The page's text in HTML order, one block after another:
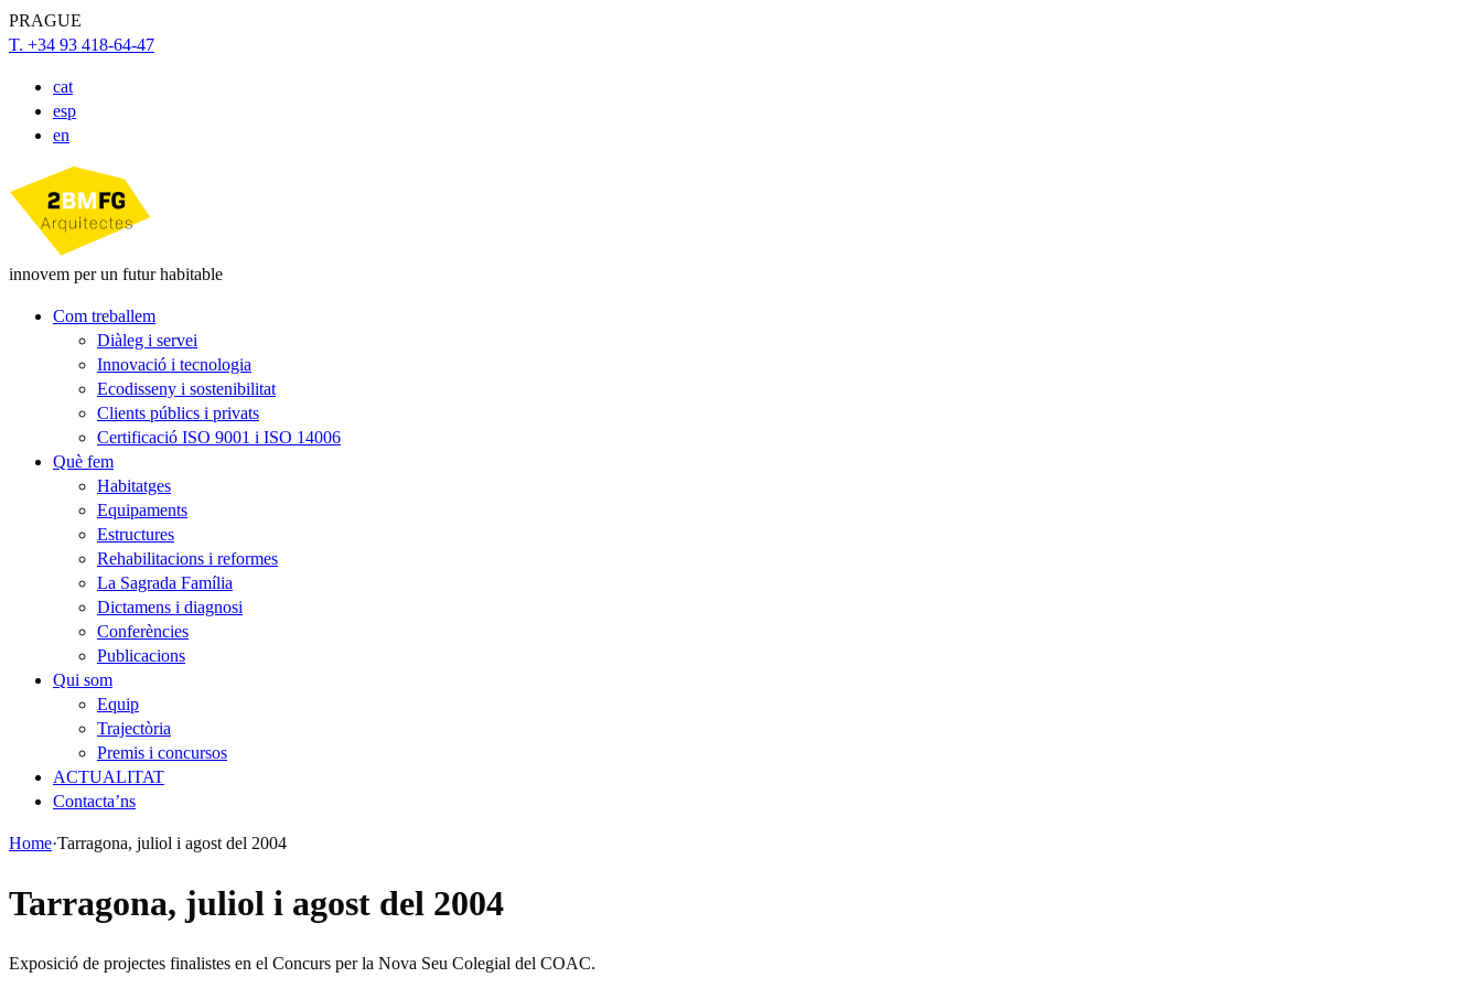
PRAGUE
T. +34 93 418-64-47
cat
esp
en
innovem per un futur habitable
Com treballem
Diàleg i servei
Innovació i tecnologia
Ecodisseny i sostenibilitat
Clients públics i privats
Certificació ISO 9001 i ISO 14006
Què fem
Habitatges
Equipaments
Estructures
Rehabilitacions i reformes
La Sagrada Família
Dictamens i diagnosi
Conferències
Publicacions
Qui som
Equip
Trajectòria
Premis i concursos
ACTUALITAT
Contacta’ns
Home·Tarragona, juliol i agost del 2004
Tarragona, juliol i agost del 2004
Exposició de projectes finalistes en el Concurs per la Nova Seu Colegial del COAC.